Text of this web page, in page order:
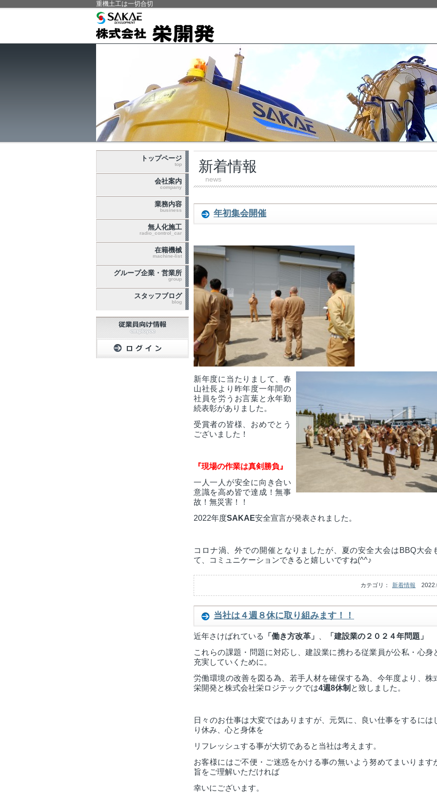
重機土工は一切合切
トップページ
top
会社案内
company
業務内容
business
無人化施工
radio_control_car
在籍機械
machine-list
グループ企業・営業所
group
スタッフブログ
blog
新着情報
news
年初集会開催
新年度に当たりまして、春
山社長より昨年度一年間の
社員を労うお言葉と永年勤
続表彰がありました。
受賞者の皆様、おめでとう
ございました！
『現場の作業は真剣勝負』
一人一人が安全に向き合い
意識を高め皆で達成！無事
故！無災害！！
2022年度SAKAE安全宣言が発表されました。
コロナ渦、外での開催となりましたが、夏の安全大会はBBQ大会
て、コミュニケーションできると嬉しいですね(^^♪
カテゴリ： 新着情報
当社は４週８休に取り組みます！！
近年さけばれている 「働き方改革」
「建設業の２０２４年問題」
これらの課題・問題に対応し、建設業に携わる従業員が公私・心身
充実していくために。
労働環境の改善を図る為、若手人材を確保する為、今年度より、株
栄開発と株式会社栄ロジテックでは4週8休制 と致しました。
日々のお仕事は大変ではありますが、元気に、良い仕事をするには
り休み、心と身体を
リフレッシュする事が大切であると当社は考えます。
お客様にはご不便・ご迷惑をかける事の無いよう努めてまいります
旨をご理解いただければ
幸いにございます。